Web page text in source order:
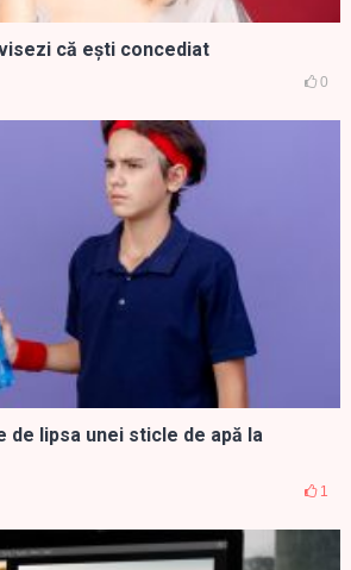
că ești concediat
0
lipsa unei sticle de apă la
1